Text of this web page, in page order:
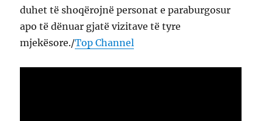
duhet të shoqërojnë personat e paraburgosur
apo të dënuar gjatë vizitave të tyre
mjekësore./Top Channel